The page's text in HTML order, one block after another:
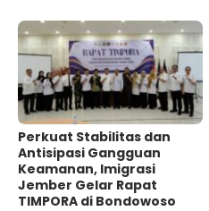
Perkuat Stabilitas dan
Antisipasi Gangguan
Keamanan, Imigrasi
Jember Gelar Rapat
TIMPORA di Bondowoso